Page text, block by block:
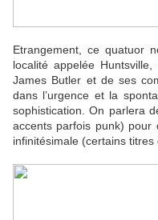
Etrangement, ce quatuor
localité appelée
James Butler et de ses
dans l’urgence et la
sophistication. On parlera
accents parfois punk)
infinitésimale (certains